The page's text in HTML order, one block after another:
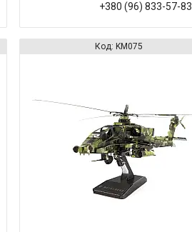
+380 (96) 833-57-83
KM075